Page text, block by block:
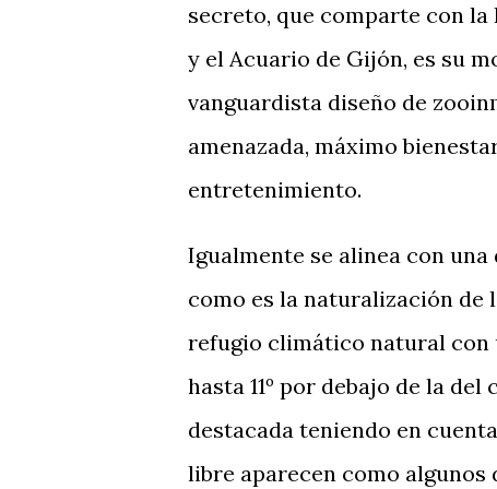
secreto, que comparte con la
y el Acuario de Gijón, es su
vanguardista diseño de
amenazada, máximo
entretenimiento.
Igualmente se alinea con
como es la naturalización de
refugio climático natural con
hasta 11º por debajo de la
destacada teniendo en
libre aparecen como algunos